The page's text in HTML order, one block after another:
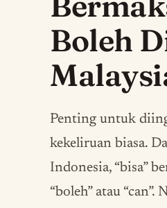
Boleh
Penting untuk
kekeliruan biasa.
Indonesia, “bisa”
“boleh” atau “can”.